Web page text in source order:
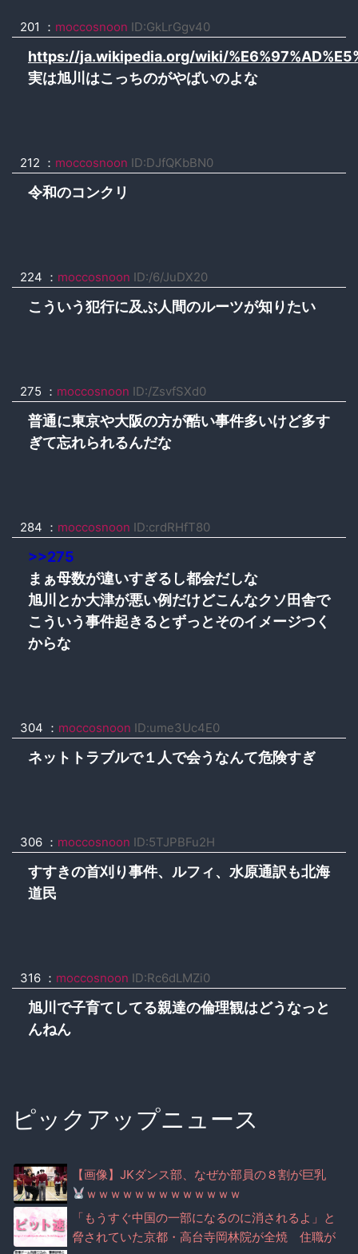
201 ： moccosnoon ID:GkLrGgv40
https://ja.wikipedia.org/wiki/
実は旭川はこっちのがやばいのよな
212 ： moccosnoon ID:DJfQKbBN0
令和のコンクリ
224 ： moccosnoon ID:/6/JuDX20
こういう犯行に及ぶ人間のルーツが知りたい
275 ： moccosnoon ID:/ZsvfSXd0
普通に東京や大阪の方が酷い事件多いけど多す
ぎて忘れられるんだな
284 ： moccosnoon ID:crdRHfT80
>>275
まぁ母数が違いすぎるし都会だしな
旭川とか大津が悪い例だけどこんなクソ田舎で
こういう事件起きるとずっとそのイメージつく
からな
304 ： moccosnoon ID:ume3Uc4E0
ネットトラブルで１人で会うなんて危険すぎ
306 ： moccosnoon ID:5TJPBFu2H
すすきの首刈り事件、ルフィ、水原通訳も北海
道民
316 ： moccosnoon ID:Rc6dLMZi0
旭川で子育てしてる親達の倫理観はどうなっと
んねん
ピックアップニュース
【画像】JKダンス部、なぜか部員の８割が巨乳
ｗｗｗｗｗｗｗｗｗｗｗｗｗ
「もうすぐ中国の一部になるのに消されるよ」と
脅されていた京都・高台寺岡林院が全焼 住職が